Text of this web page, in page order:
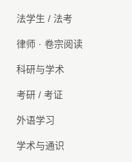
法学生 / 法考
律师 · 卷宗阅读
科研与学术
考研 / 考证
外语学习
学术与通识